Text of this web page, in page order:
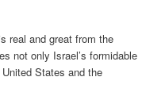
real and great from the
not only Israel’s formidable
States and the